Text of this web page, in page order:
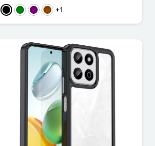
PretoVerdePúrpuraCastanho
+1